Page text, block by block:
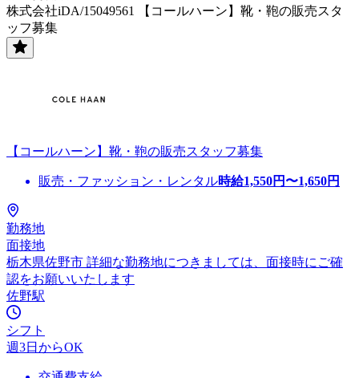
株式会社iDA/15049561 【コールハーン】靴・鞄の販売スタ
ッフ募集
【コールハーン】靴・鞄の販売スタッフ募集
販売・ファッション・レンタル時給1,550円〜1,650円
勤務地
面接地
栃木県佐野市 詳細な勤務地につきましては、面接時にご確
認をお願いいたします
佐野駅
シフト
週3日からOK